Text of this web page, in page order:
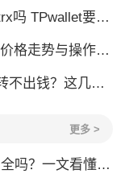
要不要充TRX？一文说清
走势与操作建议
几种情况你可能遇到过
更多 >
一文看懂真实风险